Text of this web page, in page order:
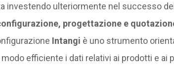
investendo ulteriormente nel successo
progettazione e
Intangi è uno strumento
efficiente i dati relativi ai prodotti e ai